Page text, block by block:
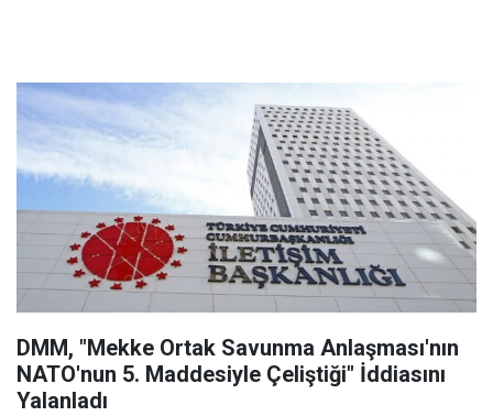
DMM, "Mekke Ortak Savunma Anlaşması'nın
NATO'nun 5. Maddesiyle Çeliştiği" İddiasını
Yalanladı